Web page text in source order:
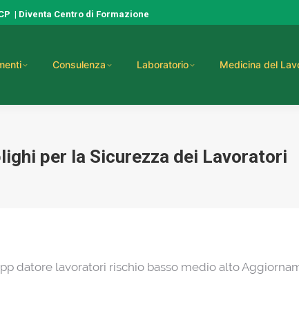
| Diventa Centro di Formazione
Consulenza Laboratorio Medicina del
per la Sicurezza dei Lavoratori
datore lavoratori rischio basso medio alto